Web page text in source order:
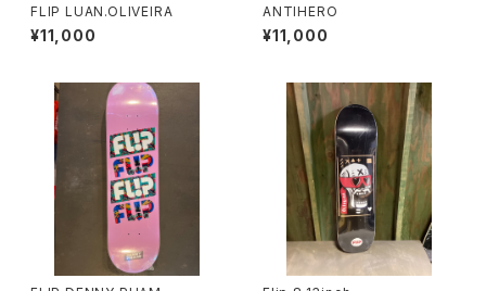
FLIP LUAN.OLIVEIRA
¥11,000
ANTIHERO
¥11,000